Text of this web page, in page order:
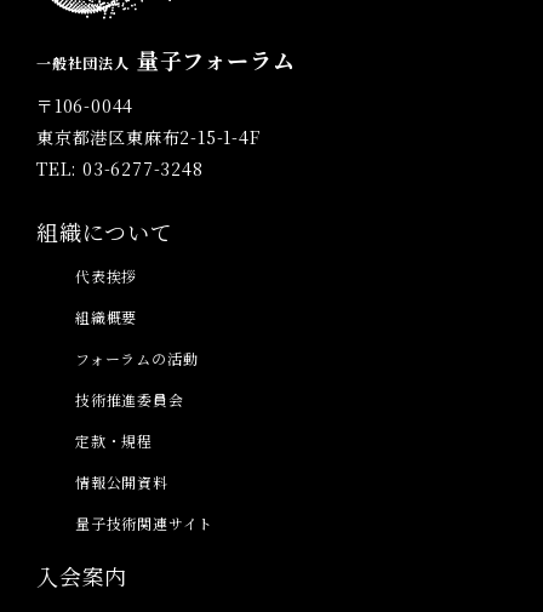
一般社団法人 量子フォーラム
〒106-0044
東京都港区東麻布2-15-1-4F
TEL: 03-6277-3248
組織について
代表挨拶
組織概要
フォーラムの活動
技術推進委員会
定款・規程
情報公開資料
量子技術関連サイト
入会案内